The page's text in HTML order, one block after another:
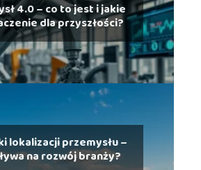
4.0 – co to jest i jakie
dla przyszłości?
lokalizacji przemysłu –
na rozwój branży?